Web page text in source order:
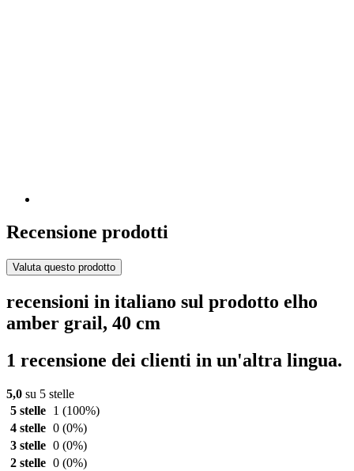
Recensione prodotti
Valuta questo prodotto
recensioni in italiano sul prodotto elho
amber grail, 40 cm
1 recensione dei clienti in un'altra lingua.
5,0 su 5 stelle
5 stelle
1 (100%)
4 stelle 0 (0%)
3 stelle 0 (0%)
2 stelle 0 (0%)